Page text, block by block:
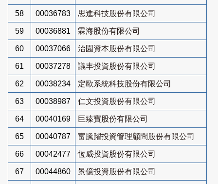
58 00036783 思進科技股份有限公司
59 00036881 霖海股份有限公司
60 00037066 治園資本股份有限公司
61 00037278 議丰投資股份有限公司
62 00038234 定歐系統科技股份有限公司
63 00038987 仁文投資股份有限公司
64 00040169 巨臻寶股份有限公司
65 00040787 富騰躍投資管理顧問股份有限公司
66 00042477 恆威投資股份有限公司
67 00044860 景億投資股份有限公司